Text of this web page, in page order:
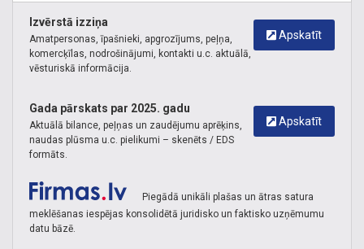
Apskatīt
Izvērstā izziņa
Amatpersonas, īpašnieki, apgrozījums, peļņa,
komercķīlas, nodrošinājumi, kontakti u.c. aktuālā,
vēsturiskā informācija.
Apskatīt
Gada pārskats par 2025. gadu
Aktuālā bilance, peļņas un zaudējumu aprēķins,
naudas plūsma u.c. pielikumi – skenēts / EDS
formāts.
Piegādā unikāli plašas un ātras satura
meklēšanas iespējas konsolidētā juridisko un faktisko uzņēmumu
datu bāzē.